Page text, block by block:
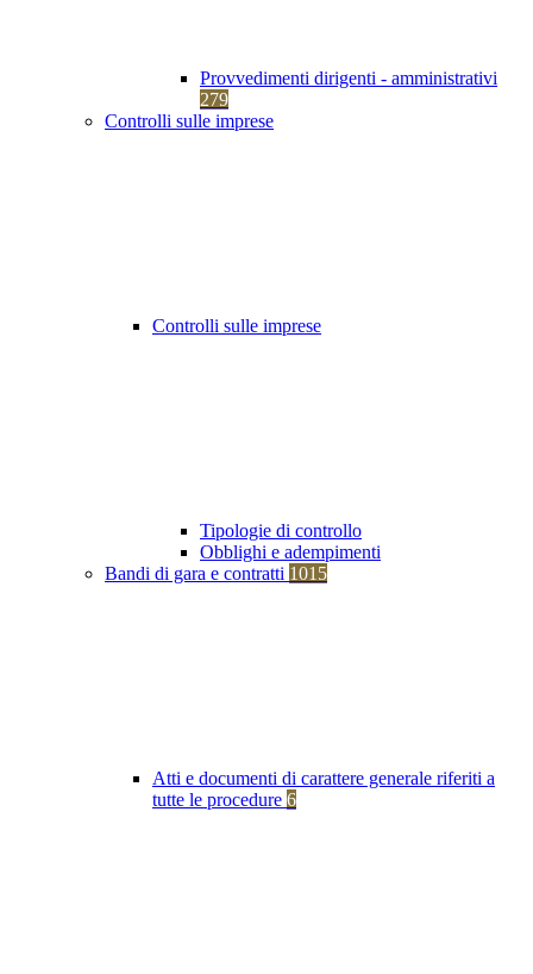
Provvedimenti dirigenti - amministrativi
279
Controlli sulle imprese
Controlli sulle imprese
Tipologie di controllo
Obblighi e adempimenti
Bandi di gara e contratti 1015
Atti e documenti di carattere generale riferiti a
tutte le procedure 6